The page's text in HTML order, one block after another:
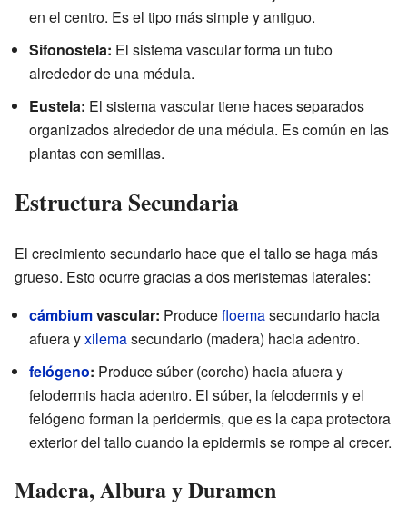
en el centro. Es el tipo más simple y antiguo.
Sifonostela: El sistema vascular forma un tubo
alrededor de una médula.
Eustela: El sistema vascular tiene haces separados
organizados alrededor de una médula. Es común en las
plantas con semillas.
Estructura Secundaria
El crecimiento secundario hace que el tallo se haga más
grueso. Esto ocurre gracias a dos meristemas laterales:
cámbiumvascular: Producefloemasecundario hacia
afuera yxilemasecundario (madera) hacia adentro.
felógeno: Produce súber (corcho) hacia afuera y
felodermis hacia adentro. El súber, la felodermis y el
felógeno forman la peridermis, que es la capa protectora
exterior del tallo cuando la epidermis se rompe al crecer.
Madera, Albura y Duramen